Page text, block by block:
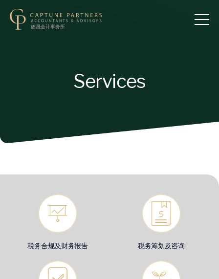
Services
税务合规及财务报告 税务筹划及咨询